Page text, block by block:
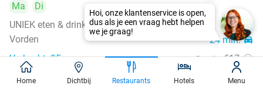
Ma
Di
UNIEK eten & drinken
9.8star
Vorden 24 min.directions_car
Verkocht: 85 Regulier €17
€9
Home Dichtbij Restaurants Hotels Menu